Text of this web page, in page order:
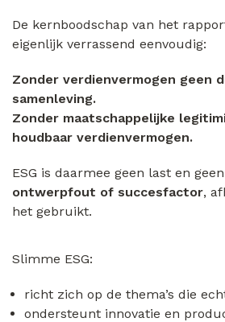
De kernboodschap van het
eigenlijk verrassend eenvoudig:
Zonder verdienvermogen geen
samenleving.
Zonder maatschappelijke
houdbaar verdienvermogen.
ESG is daarmee geen last en
ontwerpfout of succesfactor,
het gebruikt.
Slimme ESG:
richt zich op de thema’s die
ondersteunt innovatie en